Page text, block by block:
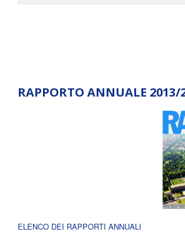
RAPPORTO ANNUALE 2013/
ELENCO DEI RAPPORTI ANNUALI